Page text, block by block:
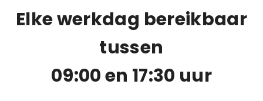
Elke werkdag bereikbaar
tussen
09:00 en 17:30 uur